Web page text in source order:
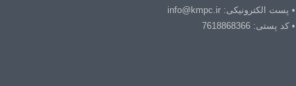
• پست الکترونیکی: info@kmpc.ir
• کد پستی: 7618868366